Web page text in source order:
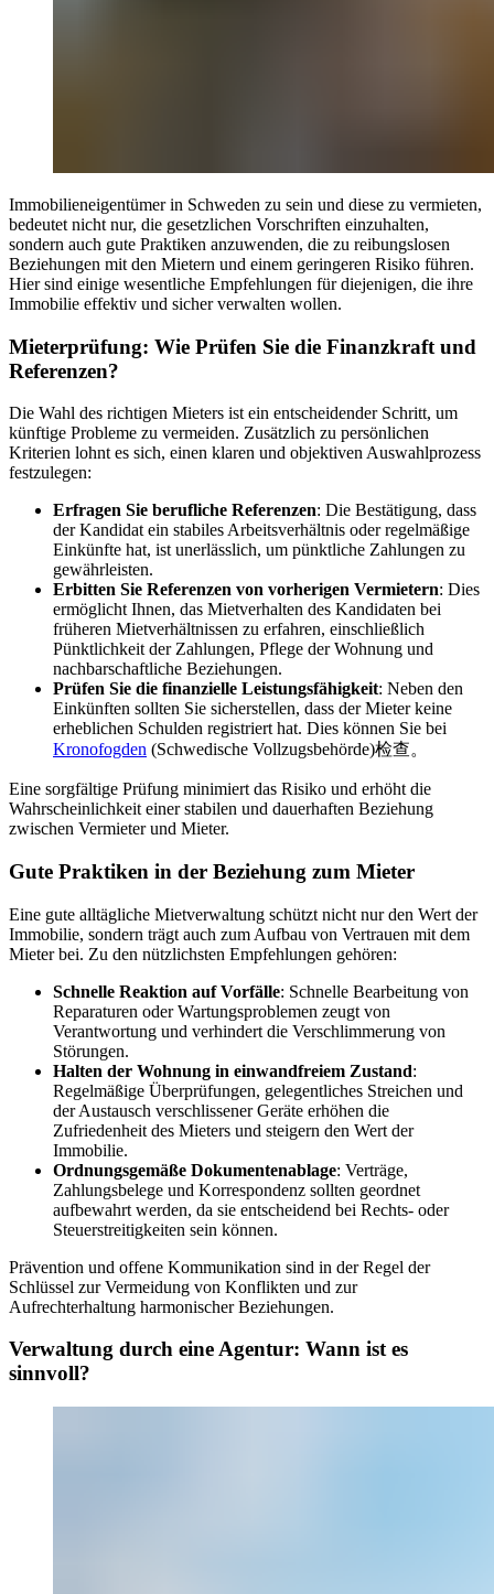
Immobilieneigentümer in Schweden zu sein und diese zu vermieten,
bedeutet nicht nur, die gesetzlichen Vorschriften einzuhalten,
sondern auch gute Praktiken anzuwenden, die zu reibungslosen
Beziehungen mit den Mietern und einem geringeren Risiko führen.
Hier sind einige wesentliche Empfehlungen für diejenigen, die ihre
Immobilie effektiv und sicher verwalten wollen.
Mieterprüfung: Wie Prüfen Sie die Finanzkraft und
Referenzen?
Die Wahl des richtigen Mieters ist ein entscheidender Schritt, um
künftige Probleme zu vermeiden. Zusätzlich zu persönlichen
Kriterien lohnt es sich, einen klaren und objektiven Auswahlprozess
festzulegen:
Erfragen Sie berufliche Referenzen: Die Bestätigung, dass
der Kandidat ein stabiles Arbeitsverhältnis oder regelmäßige
Einkünfte hat, ist unerlässlich, um pünktliche Zahlungen zu
gewährleisten.
Erbitten Sie Referenzen von vorherigen Vermietern: Dies
ermöglicht Ihnen, das Mietverhalten des Kandidaten bei
früheren Mietverhältnissen zu erfahren, einschließlich
Pünktlichkeit der Zahlungen, Pflege der Wohnung und
nachbarschaftliche Beziehungen.
Prüfen Sie die finanzielle Leistungsfähigkeit: Neben den
Einkünften sollten Sie sicherstellen, dass der Mieter keine
erheblichen Schulden registriert hat. Dies können Sie bei
Kronofogden (Schwedische Vollzugsbehörde)检查。
Eine sorgfältige Prüfung minimiert das Risiko und erhöht die
Wahrscheinlichkeit einer stabilen und dauerhaften Beziehung
zwischen Vermieter und Mieter.
Gute Praktiken in der Beziehung zum Mieter
Eine gute alltägliche Mietverwaltung schützt nicht nur den Wert der
Immobilie, sondern trägt auch zum Aufbau von Vertrauen mit dem
Mieter bei. Zu den nützlichsten Empfehlungen gehören:
Schnelle Reaktion auf Vorfälle: Schnelle Bearbeitung von
Reparaturen oder Wartungsproblemen zeugt von
Verantwortung und verhindert die Verschlimmerung von
Störungen.
Halten der Wohnung in einwandfreiem Zustand:
Regelmäßige Überprüfungen, gelegentliches Streichen und
der Austausch verschlissener Geräte erhöhen die
Zufriedenheit des Mieters und steigern den Wert der
Immobilie.
Ordnungsgemäße Dokumentenablage: Verträge,
Zahlungsbelege und Korrespondenz sollten geordnet
aufbewahrt werden, da sie entscheidend bei Rechts- oder
Steuerstreitigkeiten sein können.
Prävention und offene Kommunikation sind in der Regel der
Schlüssel zur Vermeidung von Konflikten und zur
Aufrechterhaltung harmonischer Beziehungen.
Verwaltung durch eine Agentur: Wann ist es
sinnvoll?